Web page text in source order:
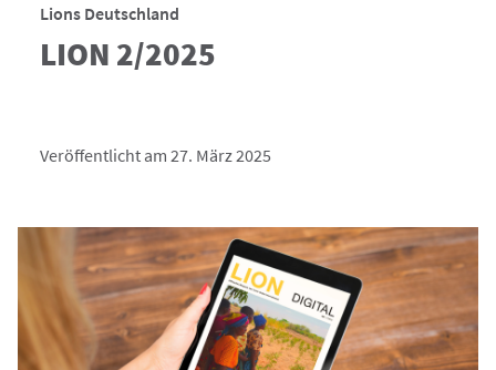
Lions Deutschland
LION 2/2025
Veröffentlicht am 27. März 2025